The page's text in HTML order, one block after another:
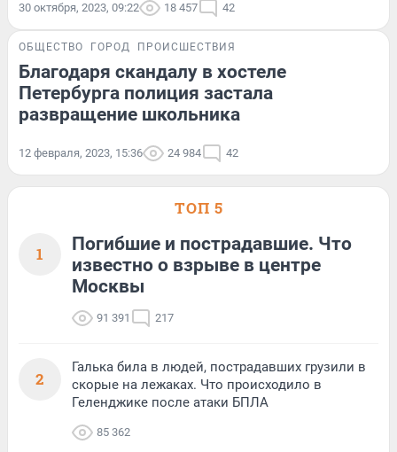
30 октября, 2023, 09:22 18 457 42
ОБЩЕСТВО ГОРОД ПРОИСШЕСТВИЯ
Благодаря скандалу в хостеле
Петербурга полиция застала
развращение школьника
12 февраля, 2023, 15:36 24 984 42
ТОП 5
1
Погибшие и пострадавшие. Что
известно о взрыве в центре
Москвы
91 391 217
2
Галька била в людей, пострадавших грузили в
скорые на лежаках. Что происходило в
Геленджике после атаки БПЛА
85 362